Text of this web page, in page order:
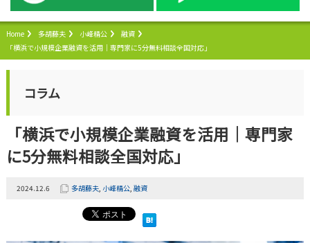
Home 多胡藤夫 小峰精公
融資
「横浜で小規模企業融資を活用｜専門家に5分無料相談全国対応」
コラム
「横浜で小規模企業融資を活用｜専門家
に5分無料相談全国対応」
2024.12.6 多胡藤夫, 小峰精公, 融資